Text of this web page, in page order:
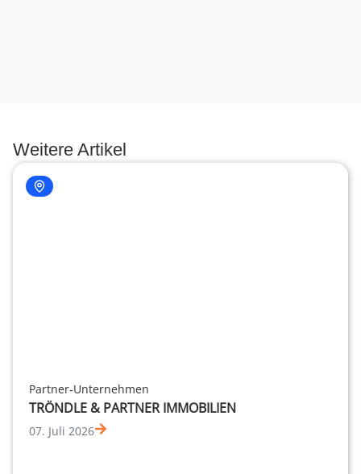
Weitere Artikel
Partner-Unternehmen
TRÖNDLE & PARTNER IMMOBILIEN
07. Juli 2026